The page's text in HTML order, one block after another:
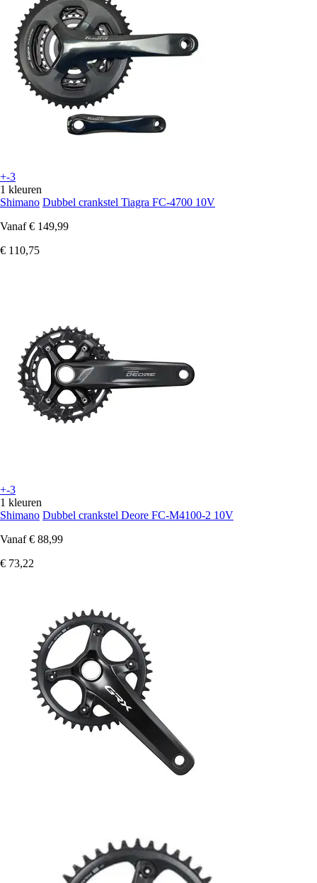
+-3
1 kleuren
Shimano Dubbel crankstel Tiagra FC-4700 10V
Vanaf € 149,99
€ 110,75
+-3
1 kleuren
Shimano Dubbel crankstel Deore FC-M4100-2 10V
Vanaf € 88,99
€ 73,22